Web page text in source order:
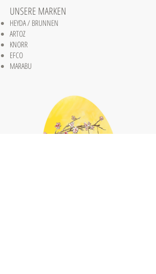
UNSERE MARKEN
HEYDA / BRUNNEN
ARTOZ
KNORR
EFCO
MARABU